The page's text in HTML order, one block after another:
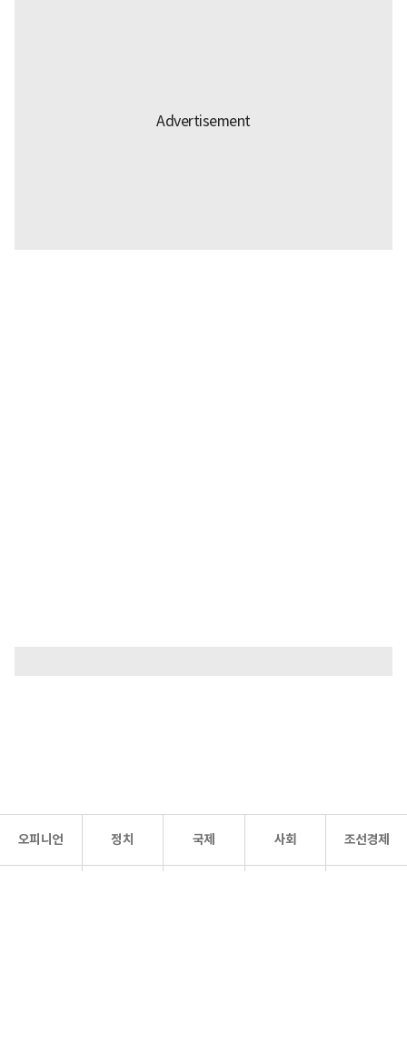
오피니언 정치 국제 사회 조선경제